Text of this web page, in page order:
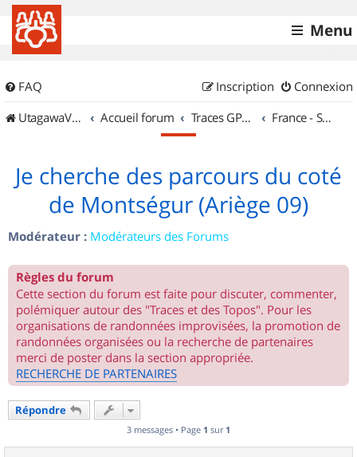
Menu
FAQ Connexion
Inscription
UtagawaVTT (Randos VTT et VTTAE avec traces GPS)
Accueil forum Traces GPS de randos VTT France - Sud Ouest
Je cherche des parcours du coté
de Montségur (Ariège 09)
Modérateur : Modérateurs des Forums
Règles du forum
Cette section du forum est faite pour discuter, commenter,
polémiquer autour des "Traces et des Topos". Pour les
organisations de randonnées improvisées, la promotion de
randonnées organisées ou la recherche de partenaires
merci de poster dans la section appropriée.
RECHERCHE DE PARTENAIRES
Répondre
3 messages • Page 1 sur 1